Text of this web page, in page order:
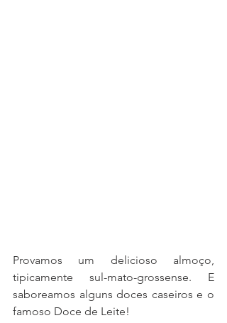
Provamos um delicioso almoço,
tipicamente sul-mato-grossense. E
saboreamos alguns doces caseiros e o
famoso Doce de Leite!